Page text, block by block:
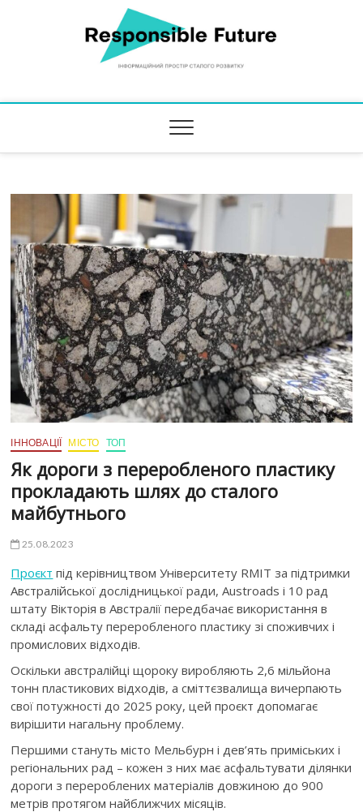
Responsible Future
ІННОВАЦІЇ МІСТО ТОП
Як дороги з переробленого пластику
прокладають шлях до сталого
майбутнього
25.08.2023
Проєкт під керівництвом Університету RMIT за підтримки
Австралійської дослідницької ради, Austroads і 10 рад
штату Вікторія в Австралії передбачає використання в
складі асфальту переробленого пластику зі споживчих і
промислових відходів.
Оскільки австралійці щороку виробляють 2,6 мільйона
тонн пластикових відходів, а сміттєзвалища вичерпають
свої потужності до 2025 року, цей проєкт допомагає
вирішити нагальну проблему.
Першими стануть місто Мельбурн і дев’ять приміських і
регіональних рад – кожен з них має асфальтувати ділянки
дороги з перероблених матеріалів довжиною до 900
метрів протягом найближчих місяців.